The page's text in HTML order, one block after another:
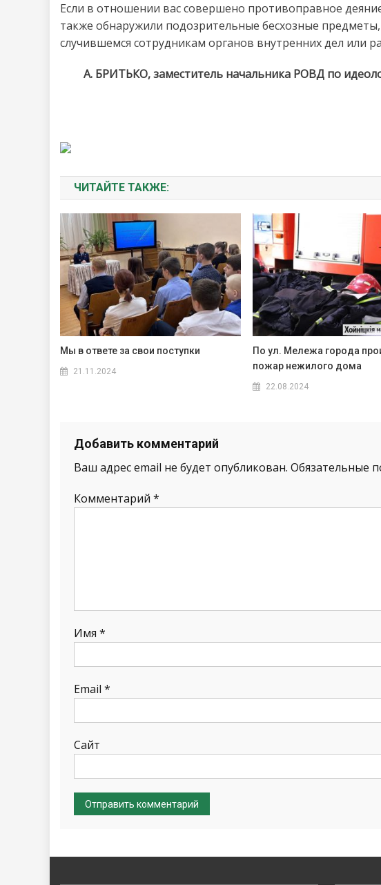
Если в отношении вас совершено противоправное
также обнаружили подозрительные бесхозные
случившемся сотрудникам органов внутренних дел или
А. БРИТЬКО, заместитель начальника РОВД по
ЧИТАЙТЕ ТАКЖЕ:
Мы в ответе за свои поступки
21.11.2024
По ул. Мележа города
пожар нежилого дома
22.08.2024
Добавить комментарий
Ваш адрес email не будет опубликован. Обязательные
Комментарий *
Имя *
Email *
Сайт